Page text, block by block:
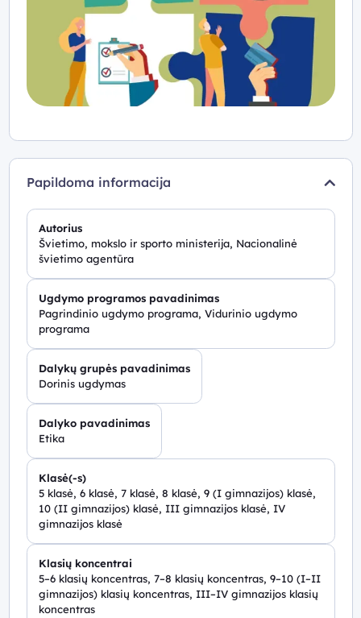
Papildoma informacija
Autorius
Švietimo, mokslo ir sporto ministerija, Nacionalinė
švietimo agentūra
Ugdymo programos pavadinimas
Pagrindinio ugdymo programa, Vidurinio ugdymo
programa
Dalykų grupės pavadinimas
Dorinis ugdymas
Dalyko pavadinimas
Etika
Klasė(-s)
5 klasė, 6 klasė, 7 klasė, 8 klasė, 9 (I gimnazijos) klasė,
10 (II gimnazijos) klasė, III gimnazijos klasė, IV
gimnazijos klasė
Klasių koncentrai
5–6 klasių koncentras, 7–8 klasių koncentras, 9–10 (I–II
gimnazijos) klasių koncentras, III–IV gimnazijos klasių
koncentras